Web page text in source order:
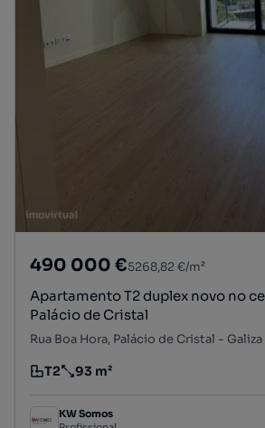
490 000 €5268,82 €/m²
Apartamento T2 duplex novo no
Palácio de Cristal
Tipologia
T2
Preço por metro quadrado
93 m²
KW Somos